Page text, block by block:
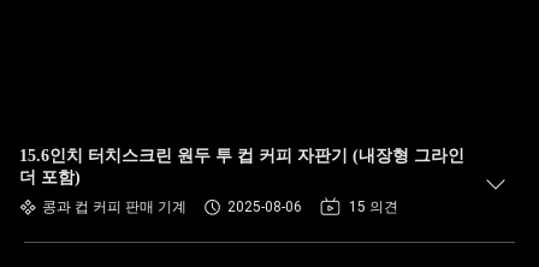
15.6인치 터치스크린 원두 투 컵 커피 자판기 (내장형 그라인
더 포함)
콩과 컵 커피 판매 기계 2025-08-06 15 의견